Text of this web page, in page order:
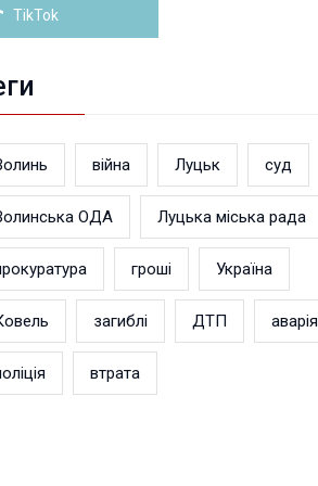
TikTok
війна Луцьк суд
ОДА Луцька міська рада
гроші Україна
загиблі ДТП аварія
втрата